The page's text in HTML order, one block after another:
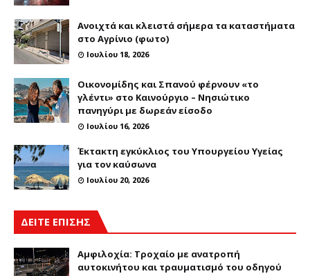
Ανοιχτά και κλειστά σήμερα τα καταστήματα
στο Αγρίνιο (φωτο)
Ιουλίου 18, 2026
Οικονομίδης και Σπανού φέρνουν «το
γλέντι» στο Καινούργιο – Νησιώτικο
πανηγύρι με δωρεάν είσοδο
Ιουλίου 16, 2026
Έκτακτη εγκύκλιος του Υπουργείου Υγείας
για τον καύσωνα
Ιουλίου 20, 2026
ΔΕΙΤΕ ΕΠΙΣΗΣ
Αμφιλοχία: Τροχαίο με ανατροπή
αυτοκινήτου και τραυματισμό του οδηγού